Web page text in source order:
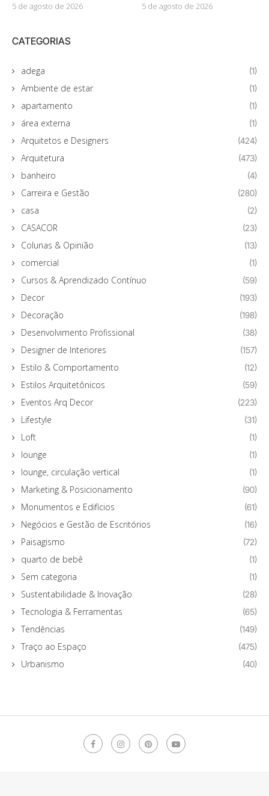
5 de agosto de 2026 5 de agosto de 2026
CATEGORIAS
adega (1)
Ambiente de estar (1)
apartamento (1)
área externa (1)
Arquitetos e Designers (424)
Arquitetura (473)
banheiro (4)
Carreira e Gestão (280)
casa (2)
CASACOR (23)
Colunas & Opinião (13)
comercial (1)
Cursos & Aprendizado Contínuo (59)
Decor (193)
Decoração (198)
Desenvolvimento Profissional (38)
Designer de Interiores (157)
Estilo & Comportamento (12)
Estilos Arquitetônicos (59)
Eventos Arq Decor (223)
Lifestyle (31)
Loft (1)
lounge (1)
lounge, circulação vertical (1)
Marketing & Posicionamento (90)
Monumentos e Edifícios (61)
Negócios e Gestão de Escritórios (16)
Paisagismo (72)
quarto de bebê (1)
Sem categoria (1)
Sustentabilidade & Inovação (28)
Tecnologia & Ferramentas (65)
Tendências (149)
Traço ao Espaço (475)
Urbanismo (40)